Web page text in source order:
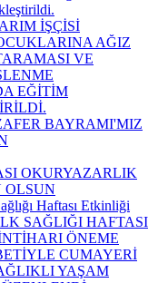
İŞÇİSİ
AĞIZ
VE
EĞİTİM
BAYRAMI'MIZ
OKURYAZARLIK
OLSUN
Haftası Etkinliği
SAĞLIĞI HAFTASI
ÖNEME
CUMAYERİ
YAŞAM